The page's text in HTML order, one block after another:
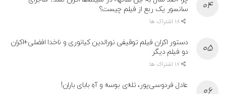
سانسور یک ربع از فیلم چیست؟
دستور اکران فیلم توقیفی نورالدین کیانوری و ناخدا افضلی+اکران
دو فیلم دیگر
عادل فردوسی‌پور، تله‌ی بوسه و آهِ بابای باران!